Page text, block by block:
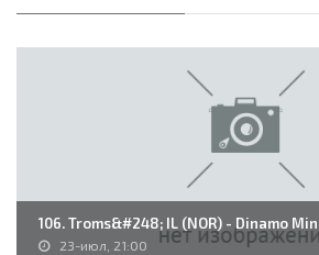
106. Troms&#248; IL (NOR) - Dinamo
23-июл, 21:00